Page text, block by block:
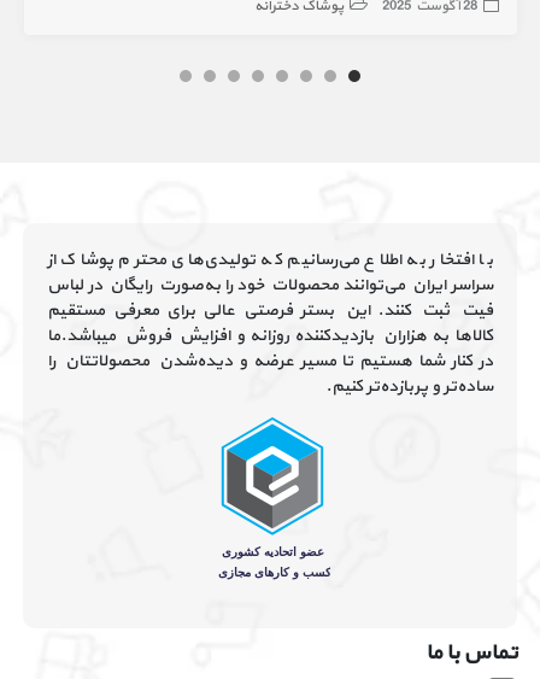
28 آگوست 2025 پوشاک دخترانه
با افتخار به اطلاع می‌رسانیم که تولیدی‌های محترم پوشاک از
سراسر ایران می‌توانند محصولات خود را به‌صورت رایگان در لباس
فیت ثبت کنند. این بستر فرصتی عالی برای معرفی مستقیم
کالاها به هزاران بازدیدکننده روزانه و افزایش فروش میباشد.ما
در کنار شما هستیم تا مسیر عرضه و دیده‌شدن محصولاتتان را
ساده‌تر و پربازده‌تر کنیم.
تماس با ما